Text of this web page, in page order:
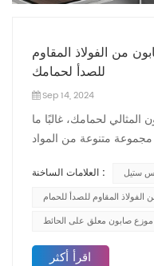
من الفولاذ المقاوم
للصدأ لحمامك
Sep 14, 2024
المثالي لحمامك، غالبًا ما
مجموعة متنوعة من المواد
شعبية للحمامات الحديثة هو
ولكن لماذا يجب عليك
المقاوم للصدأ لحمامك؟
للصدأ بمتانته الاستثنائية،
العلامات الساخنة :
ستيل
المقاوم للصدأ للحمام
موزع صابون معلق على الحائط
اقرأ أكثر